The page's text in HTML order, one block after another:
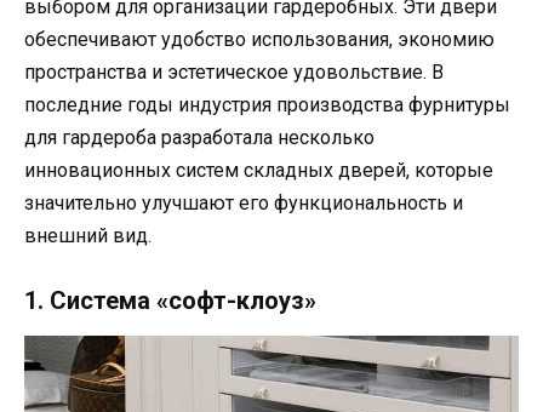
выбором для организации гардеробных. Эти двери
обеспечивают удобство использования, экономию
пространства и эстетическое удовольствие. В
последние годы индустрия производства фурнитуры
для гардероба разработала несколько
инновационных систем складных дверей, которые
значительно улучшают его функциональность и
внешний вид.
1. Система «софт-клоуз»